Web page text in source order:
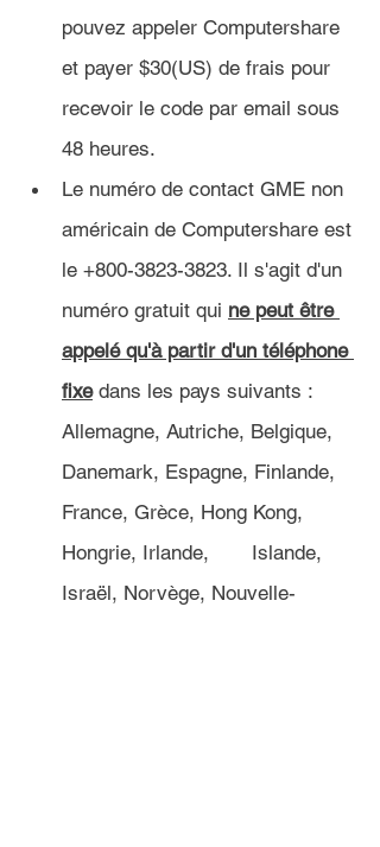
pouvez appeler Computershare
et payer $30(US) de frais pour
recevoir le code par email sous
48 heures.
Le numéro de contact GME non
américain de Computershare est
le +800-3823-3823. Il s'agit d'un
numéro gratuit qui ne peut être
appelé qu'à partir d'un téléphone
fixe dans les pays suivants :
Allemagne, Autriche, Belgique,
Danemark, Espagne, Finlande,
France, Grèce, Hong Kong,
Hongrie, Irlande, 	Islande,
Israël, Norvège, Nouvelle-